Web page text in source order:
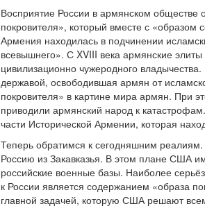
Восприятие России в армянском обществе
покровителя», который вместе с «образом
Армения находилась в подчинении
всевышнего». С XVIII века армянские
цивилизационно чужеродного
державой, освободившая армян от
покровителя» в картине мира армян. При
приводили армянский народ к
части Исторической Армении, которая
Теперь обратимся к сегодняшним
Россию из Закавказья. В этом плане США
российские военные базы. Наиболее
к России является содержанием «образа
главной задачей, которую США решают